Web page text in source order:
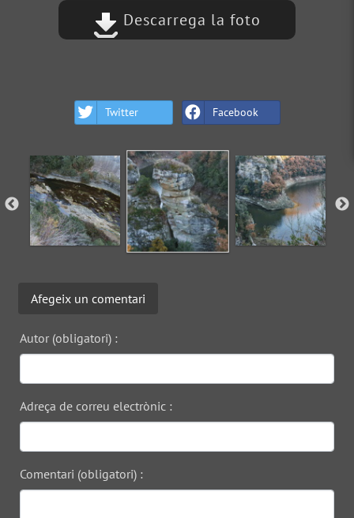
Descarrega la foto
Twitter Facebook
Afegeix un comentari
Autor (obligatori) :
Adreça de correu electrònic :
Comentari (obligatori) :